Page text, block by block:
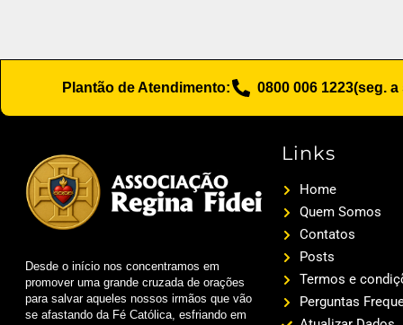
Plantão de Atendimento: 0800 006 1223(seg. a
Desde o início nos concentramos em
promover uma grande cruzada de orações
para salvar aqueles nossos irmãos que vão
se afastando da Fé Católica, esfriando em
Links
Home
Quem Somos
Contatos
Posts
Termos e
Perguntas